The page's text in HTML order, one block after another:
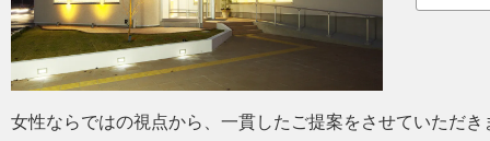
女性ならではの視点から、一貫したご提案をさせていただき